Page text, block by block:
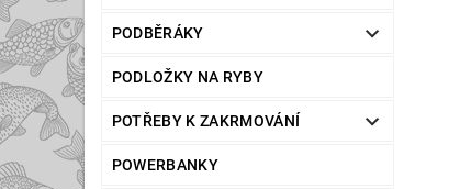
PODBĚRÁKY
PODLOŽKY NA RYBY
POTŘEBY K ZAKRMOVÁNÍ
POWERBANKY